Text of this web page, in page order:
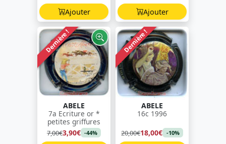
Ajouter Ajouter
Dernière !
ABELE
7a Ecriture or *
petites griffures
7,00€3,90€ -44%
Dernière !
ABELE
16c 1996
20,00€18,00€ -10%